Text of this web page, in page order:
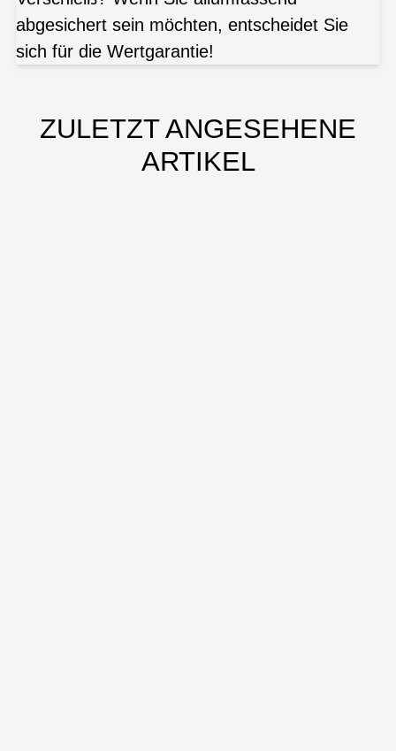
abgesichert sein möchten, entscheidet Sie
sich für die Wertgarantie!
ZULETZT ANGESEHENE
ARTIKEL